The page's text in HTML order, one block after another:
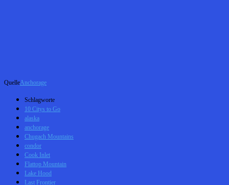
QuelleAnchorage
Schlagworte
10 Citys to Go
alaska
anchorage
Chugach Mountains
condor
Cook Inlet
Flattop Mountain
Lake Hood
Last Frontier